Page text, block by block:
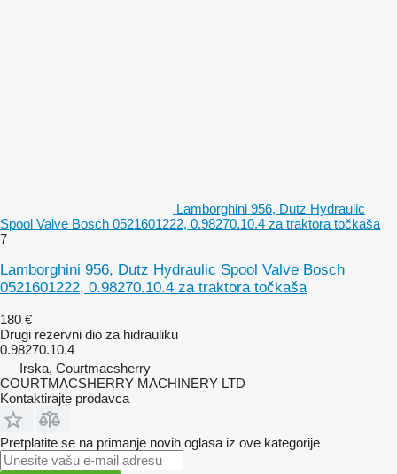
Lamborghini 956, Dutz Hydraulic
Spool Valve Bosch 0521601222, 0.98270.10.4 za traktora točkaša
7
Lamborghini 956, Dutz Hydraulic Spool Valve Bosch
0521601222, 0.98270.10.4 za traktora točkaša
180 €
Drugi rezervni dio za hidrauliku
0.98270.10.4
Irska, Courtmacsherry
COURTMACSHERRY MACHINERY LTD
Kontaktirajte prodavca
Pretplatite se na primanje novih oglasa iz ove kategorije